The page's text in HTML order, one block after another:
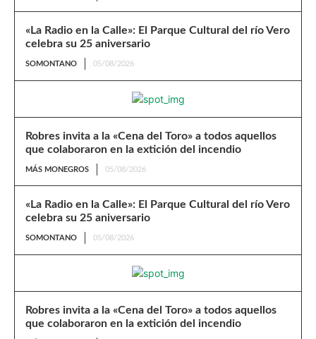
«La Radio en la Calle»: El Parque Cultural del río Vero
celebra su 25 aniversario
SOMONTANO 05/08/2026
Robres invita a la «Cena del Toro» a todos aquellos
que colaboraron en la extición del incendio
MÁS MONEGROS 05/08/2026
«La Radio en la Calle»: El Parque Cultural del río Vero
celebra su 25 aniversario
SOMONTANO 05/08/2026
Robres invita a la «Cena del Toro» a todos aquellos
que colaboraron en la extición del incendio